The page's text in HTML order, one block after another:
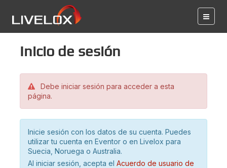
Inicio de sesión
Debe iniciar sesión para acceder a esta
página.
Inicie sesión con los datos de su cuenta. Puedes
utilizar tu cuenta en Eventor o en Livelox para
Suecia, Noruega o Australia.
Al iniciar sesión, acepta el Acuerdo de usuario de